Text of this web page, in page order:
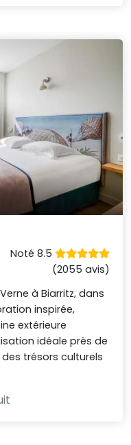
Noté 8.5
(2055 avis)
à Biarritz, dans
inspirée,
extérieure
idéale près de
trésors culturels